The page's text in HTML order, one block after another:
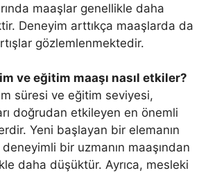
maaşlar genellikle daha
Deneyim arttıkça maaşlarda da
gözlemlenmektedir.
ve eğitim maaşı nasıl etkiler?
süresi ve eğitim seviyesi,
doğrudan etkileyen en önemli
Yeni başlayan bir elemanın
deneyimli bir uzmanın maaşından
daha düşüktür. Ayrıca, mesleki